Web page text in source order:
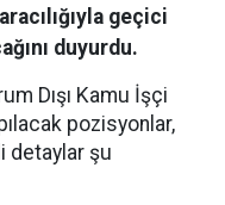
geçici
duyurdu.
Dışı Kamu İşçi
pozisyonlar,
detaylar şu